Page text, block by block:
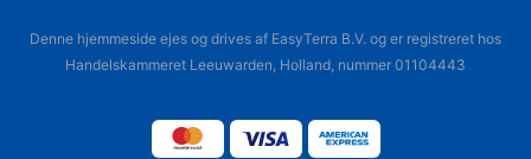
Denne hjemmeside ejes og drives af EasyTerra B.V. og er registreret hos
Handelskammeret Leeuwarden, Holland, nummer 01104443